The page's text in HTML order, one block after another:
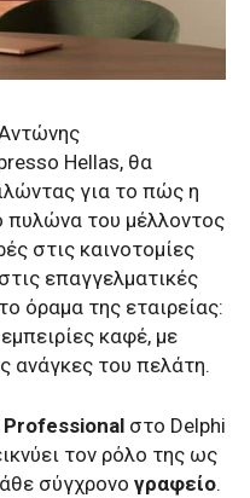
Hellas, θα
για το πώς η
πυλώνα του μέλλοντος
στις καινοτομίες
επαγγελματικές
όραμα της εταιρείας:
καφέ, με
ανάγκες του πελάτη.
στο Delphi
τον ρόλο της ως
σύγχρονο γραφείο.